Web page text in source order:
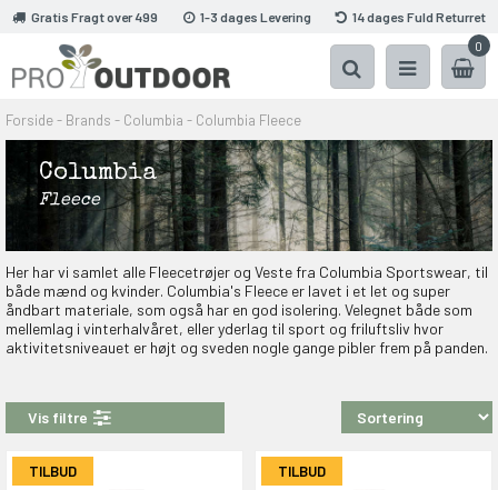
Gratis Fragt over 499 1-3 dages Levering
14 dages Fuld Returret
0
Forside- Brands - Columbia - Columbia Fleece
Columbia
Fleece
Her har vi samlet alle Fleecetrøjer og Veste fra Columbia Sportswear, til
både mænd og kvinder. Columbia's Fleece er lavet i et let og super
åndbart materiale, som også har en god isolering. Velegnet både som
mellemlag i vinterhalvåret, eller yderlag til sport og friluftsliv hvor
aktivitetsniveauet er højt og sveden nogle gange pibler frem på panden.
Vis filtre
TILBUD TILBUD